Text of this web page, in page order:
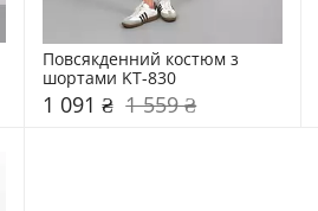
Повсякденний костюм з
шортами KT-830
1 091 ₴ 1 559 ₴